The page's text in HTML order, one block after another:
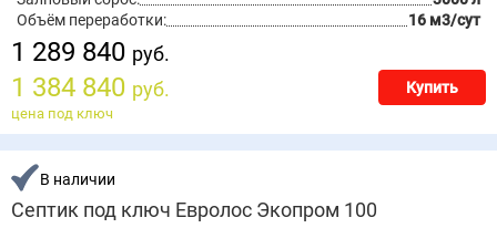
Объём переработки:
16 м3/сут
1 289 840 руб.
1 384 840 руб. Купить
цена под ключ
В наличии
Септик под ключ Евролос Экопром 100